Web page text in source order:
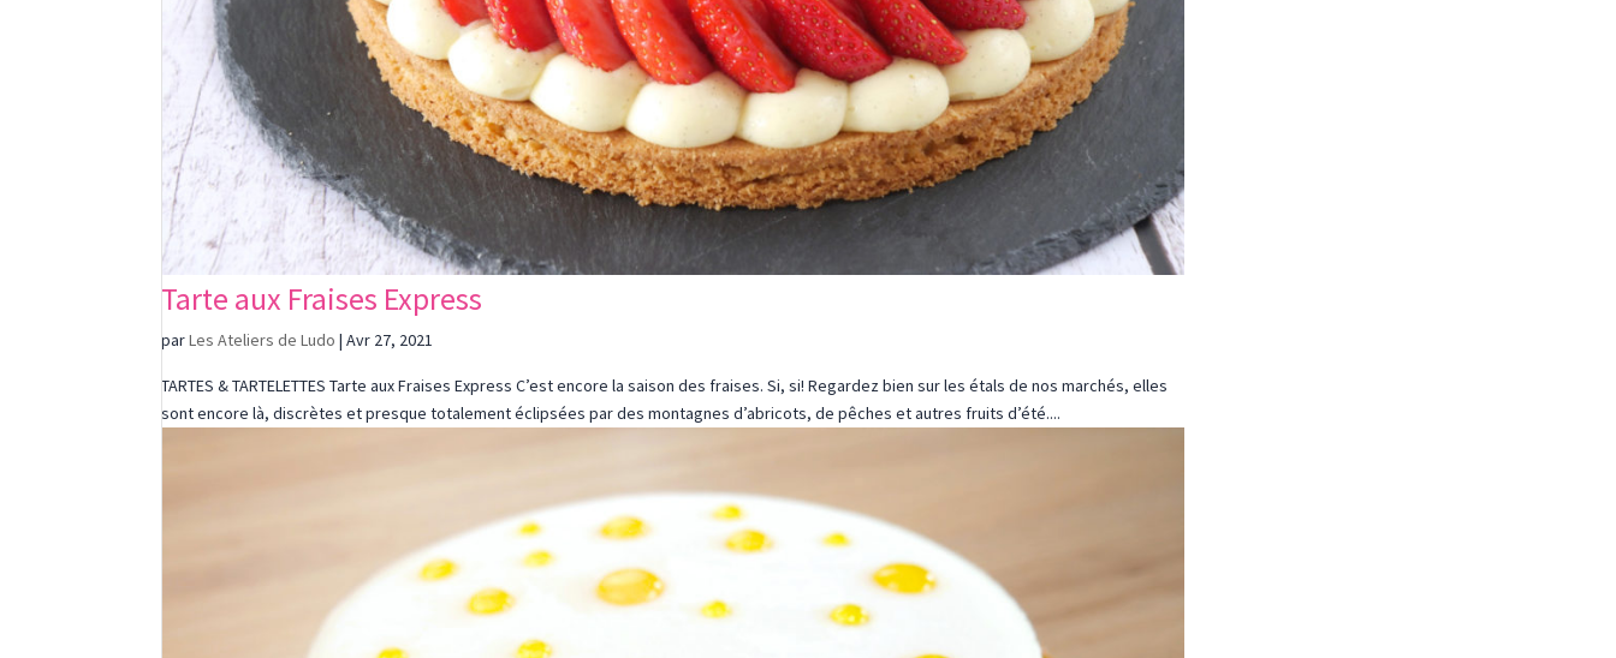
Tarte aux Fraises Express
parLes Ateliers de Ludo |Avr 27, 2021
TARTES & TARTELETTES Tarte aux Fraises Express C’est encore la saison des fraises. Si, si! Regardez bien sur les étals de nos marchés, elles
sont encore là, discrètes et presque totalement éclipsées par des montagnes d’abricots, de pêches et autres fruits d’été....